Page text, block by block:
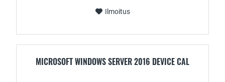
Ilmoitus
MICROSOFT WINDOWS SERVER 2016 DEVICE CAL